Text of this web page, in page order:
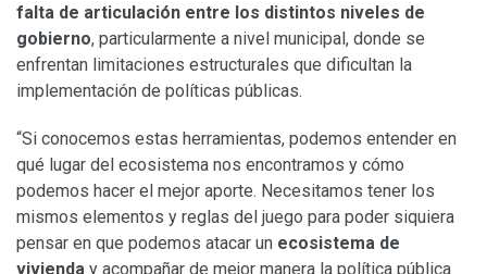
falta de articulación entre los distintos niveles de
gobierno, particularmente a nivel municipal, donde se
enfrentan limitaciones estructurales que dificultan la
implementación de políticas públicas.
“Si conocemos estas herramientas, podemos entender en
qué lugar del ecosistema nos encontramos y cómo
podemos hacer el mejor aporte. Necesitamos tener los
mismos elementos y reglas del juego para poder siquiera
pensar en que podemos atacar un ecosistema de
vivienda y acompañar de mejor manera la política pública